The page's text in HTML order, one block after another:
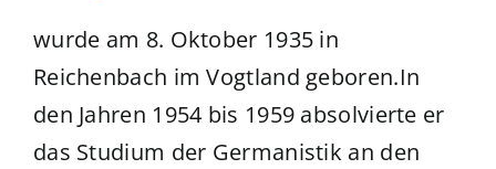
wurde am 8. Oktober 1935 in
Reichenbach im Vogtland geboren.In
den Jahren 1954 bis 1959 absolvierte er
das Studium der Germanistik an den